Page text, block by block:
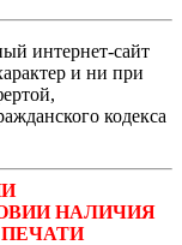
интернет-сайт
и ни при
кодекса
НАЛИЧИЯ